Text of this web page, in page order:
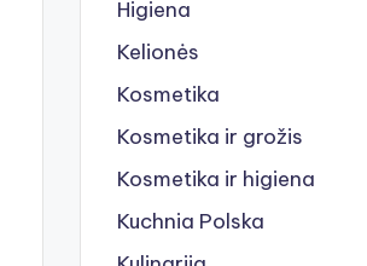
Higiena
Kelionės
Kosmetika
Kosmetika ir grožis
Kosmetika ir higiena
Kuchnia Polska